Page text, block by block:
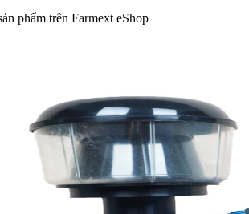
phẩm trên Farmext eShop